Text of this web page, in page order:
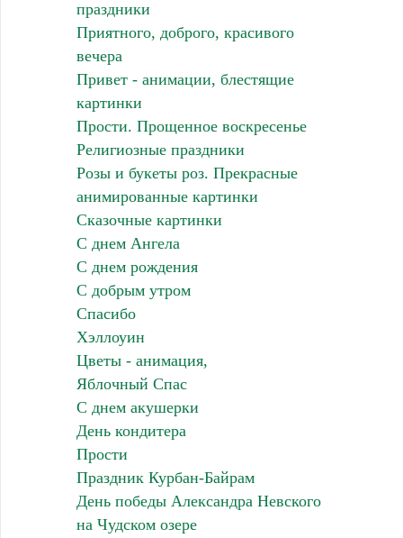
праздники
Приятного, доброго, красивого
вечера
Привет - анимации, блестящие
картинки
Прости. Прощенное воскресенье
Религиозные праздники
Розы и букеты роз. Прекрасные
анимированные картинки
Сказочные картинки
С днем Ангела
С днем рождения
С добрым утром
Спасибо
Хэллоуин
Цветы - анимация,
Яблочный Спас
С днем акушерки
День кондитера
Прости
Праздник Курбан-Байрам
День победы Александра Невского
на Чудском озере